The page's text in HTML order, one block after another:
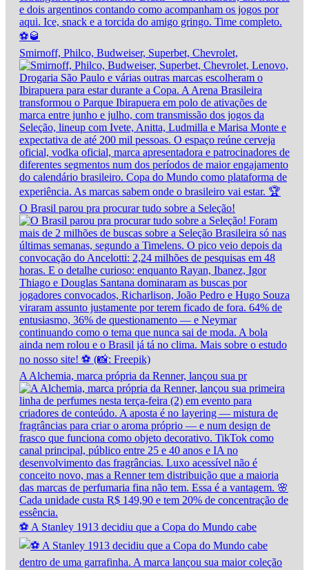
Smirnoff, Philco, Budweiser, Superbet, Chevrolet,
O Brasil parou pra procurar tudo sobre a Seleção!
A Alchemia, marca própria da Renner, lançou sua pr
⚽ A Stanley 1913 decidiu que a Copa do Mundo cabe